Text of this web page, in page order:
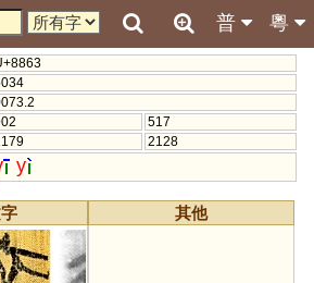
粵
普
517
2128
y
其他